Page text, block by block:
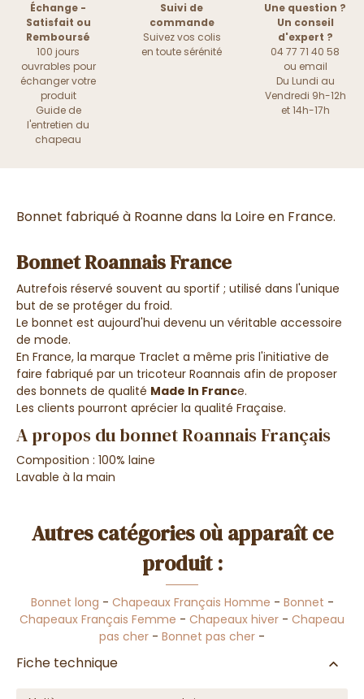
Échange -
Satisfait ou
Remboursé
100 jours
ouvrables pour
échanger votre
produit
Guide de
l'entretien du
chapeau
Suivi de
commande
Suivez vos colis
en toute sérénité
Une question ?
Un conseil
d'expert ?
04 77 71 40 58
ou email
Du Lundi au
Vendredi 9h-12h
et 14h-17h
Bonnet fabriqué à Roanne dans la Loire en France.
Bonnet Roannais France
Autrefois réservé souvent au sportif ; utilisé dans l'unique
but de se protéger du froid.
Le bonnet est aujourd'hui devenu un véritable accessoire
de mode.
En France, la marque Traclet a même pris l'initiative de
faire fabriqué par un tricoteur Roannais afin de proposer
des bonnets de qualité Made In France.
Les clients pourront aprécier la qualité Fraçaise.
A propos du bonnet Roannais Français
Composition : 100% laine
Lavable à la main
Autres catégories où apparaît ce
produit :
Bonnet long - Chapeaux Français Homme - Bonnet -
Chapeaux Français Femme - Chapeaux hiver - Chapeau
pas cher - Bonnet pas cher -
Fiche technique